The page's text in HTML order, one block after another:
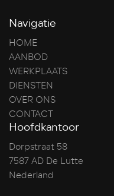
Navigatie
HOME
AANBOD
WERKPLAATS
DIENSTEN
OVER ONS
CONTACT
Hoofdkantoor
Dorpstraat 58
7587 AD De Lutte
Nederland